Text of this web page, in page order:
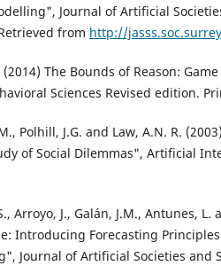
Journal of Artificial
from http://
The Bounds of Reason:
Sciences Revised edition.
Polhill, J.G. and Law, A.N. R.
of Social Dilemmas", Artificial
Arroyo, J., Galán, J.M., Antunes, L.
Introducing Forecasting
Journal of Artificial Societies and